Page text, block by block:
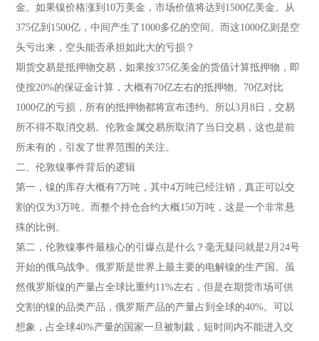
金。如果镍价格涨到10万美金，市场价值将达到1500亿美金。从
375亿到1500亿，中间产生了1000多亿的空间。而这1000亿则是空
头亏出来，空头能否承担如此大的亏损？
期货交易是抵押物交易，如果按375亿美金的货值计算抵押物，即
使按20%的保证金计算，大概有70亿左右的抵押物。70亿对比
1000亿的亏损，所有的抵押物都将宣布违约。所以3月8日，交易
所不得不取消交易。伦敦金属交易所取消了当日交易，这也是前
所未有的，引发了世界范围的关注。
二、伦敦镍事件背后的逻辑
第一，镍的库存大概有7万吨，其中4万吨已经注销，真正可以交
割的仅为3万吨。而整个持仓合约大概150万吨，这是一个非常悬
殊的比例。
第二，伦敦镍事件最核心的引爆点是什么？毫无疑问就是2月24号
开始的俄乌战争。俄罗斯是世界上最主要的电解镍的生产国。虽
然俄罗斯镍的产量占全球比重约11%左右，但是在期货市场可供
交割的镍的品类产品，俄罗斯产品的产量占到全球的40%。可以
想象，占全球40%产量的国家一旦被制裁，短时间内不能进入交